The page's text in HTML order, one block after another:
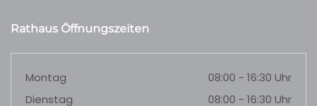
Rathaus Öffnungszeiten
Montag
08:00 - 16:30 Uhr
Dienstag
08:00 - 16:30 Uhr